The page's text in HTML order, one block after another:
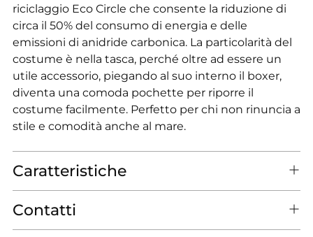
riciclaggio Eco Circle che consente la riduzione di
circa il 50% del consumo di energia e delle
emissioni di anidride carbonica. La particolarità del
costume è nella tasca, perché oltre ad essere un
utile accessorio, piegando al suo interno il boxer,
diventa una comoda pochette per riporre il
costume facilmente. Perfetto per chi non rinuncia a
stile e comodità anche al mare.
Caratteristiche
Contatti